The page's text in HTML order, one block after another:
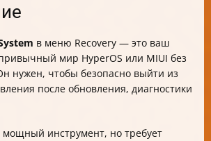
в меню Recovery — это ваш
мир HyperOS или MIUI без
нужен, чтобы безопасно выйти из
после обновления, диагностики
инструмент, но требует